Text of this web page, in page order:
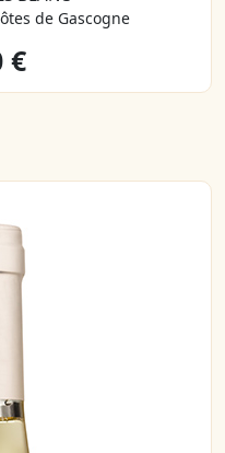
de Gascogne
€